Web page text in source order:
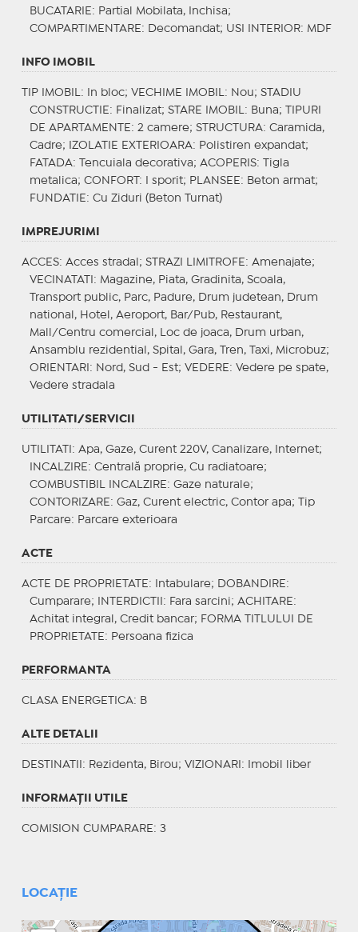
BUCATARIE : Partial Mobilata, Inchisa;
COMPARTIMENTARE : Decomandat; USI INTERIOR: MDF
INFO IMOBIL
TIP IMOBIL : In bloc; VECHIME IMOBIL : Nou; STADIU
CONSTRUCTIE : Finalizat; STARE IMOBIL : Buna;
TIPURI
DE APARTAMENTE : 2 camere; STRUCTURA: Caramida,
Cadre;
IZOLATIE EXTERIOARA: Polistiren expandat;
FATADA: Tencuiala decorativa; ACOPERIS: Tigla
metalica; CONFORT : I sporit; PLANSEE : Beton armat;
FUNDATIE : Cu Ziduri (Beton Turnat)
IMPREJURIMI
ACCES: Acces stradal; STRAZI LIMITROFE : Amenajate;
VECINATATI : Magazine, Piata, Gradinita, Scoala,
Transport public, Parc, Padure, Drum judetean, Drum
national, Hotel, Aeroport, Bar/Pub, Restaurant,
Mall/Centru comercial, Loc de joaca, Drum urban,
Ansamblu rezidential, Spital, Gara, Tren, Taxi, Microbuz;
ORIENTARI : Nord, Sud - Est; VEDERE : Vedere pe spate,
Vedere stradala
UTILITATI/SERVICII
UTILITATI : Apa, Gaze, Curent 220V, Canalizare, Internet;
INCALZIRE : Centrală proprie, Cu radiatoare;
COMBUSTIBIL INCALZIRE : Gaze naturale;
CONTORIZARE : Gaz, Curent electric, Contor apa;
Tip
Parcare: Parcare exterioara
ACTE
ACTE DE PROPRIETATE : Intabulare; DOBANDIRE :
Cumparare;
INTERDICTII : Fara sarcini; ACHITARE :
Achitat integral, Credit bancar; FORMA TITLULUI DE
PROPRIETATE : Persoana fizica
PERFORMANTA
CLASA ENERGETICA: B
ALTE DETALII
DESTINATII : Rezidenta, Birou; VIZIONARI : Imobil liber
INFORMAŢII UTILE
COMISION CUMPARARE: 3
LOCAȚIE